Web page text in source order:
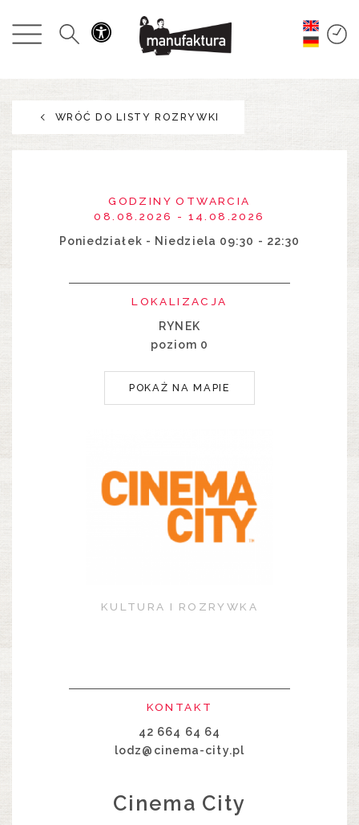
WYDARZENIA
PROMOCJE
RESTAURACJE
WRÓĆ DO LISTY ROZRYWKI
GODZINY OTWARCIA
08.08.2026 - 14.08.2026
Poniedziałek - Niedziela 09:30 - 22:30
LOKALIZACJA
RYNEK
poziom 0
POKAŻ NA MAPIE
KULTURA I ROZRYWKA
KONTAKT
42 664 64 64
lodz@cinema-city.pl
Cinema City